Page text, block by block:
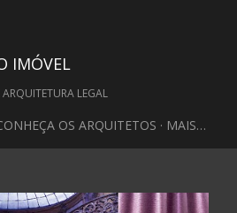
IMÓVEL
LEGAL
OS ARQUITETOS MAIS…